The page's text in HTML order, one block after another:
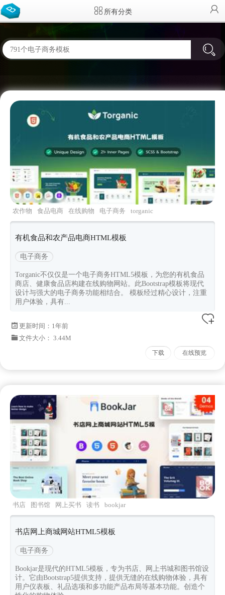
所有分类
农作物 食品电商 在线购物 电子商务 torganic
有机食品和农产品电商HTML模板
电子商务
Torganic不仅仅是一个电子商务HTML5模板，为您的有机食品
商店、健康食品店构建在线购物网站。此Bootstrap模板将现代
设计与强大的电子商务功能相结合。 模板经过精心设计，注重
用户体验，具有...
更新时间： 1年前
文件大小： 3.44M
下载 在线预览
书店 图书馆 网上买书 读书 bookjar
书店网上商城网站HTML5模板
电子商务
Bookjar是现代的HTML5模板，专为书店、网上书城和图书馆设
计。它由Bootstrap5提供支持，提供无缝的在线购物体验，具有
用户仪表板、礼品选项和多功能产品布局等基本功能。创造个